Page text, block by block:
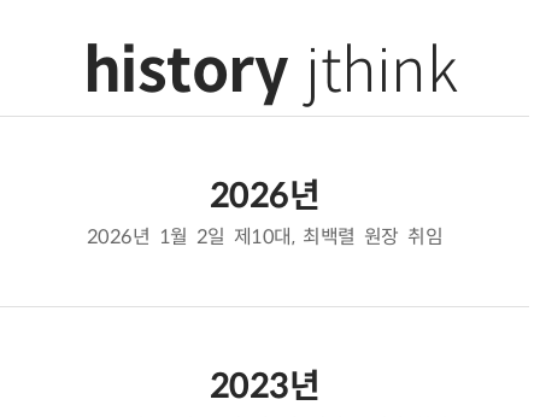
history jthink
2026년
2026년 1월 2일 제10대, 최백렬 원장 취임
2023년